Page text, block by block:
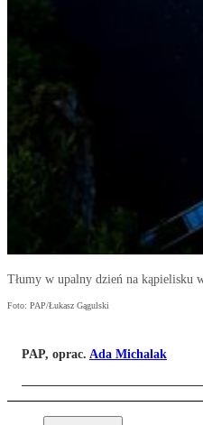
Tłumy w upalny dzień na kąpielisku
Foto: PAP/Łukasz Gągulski
PAP, oprac. Ada Michalak